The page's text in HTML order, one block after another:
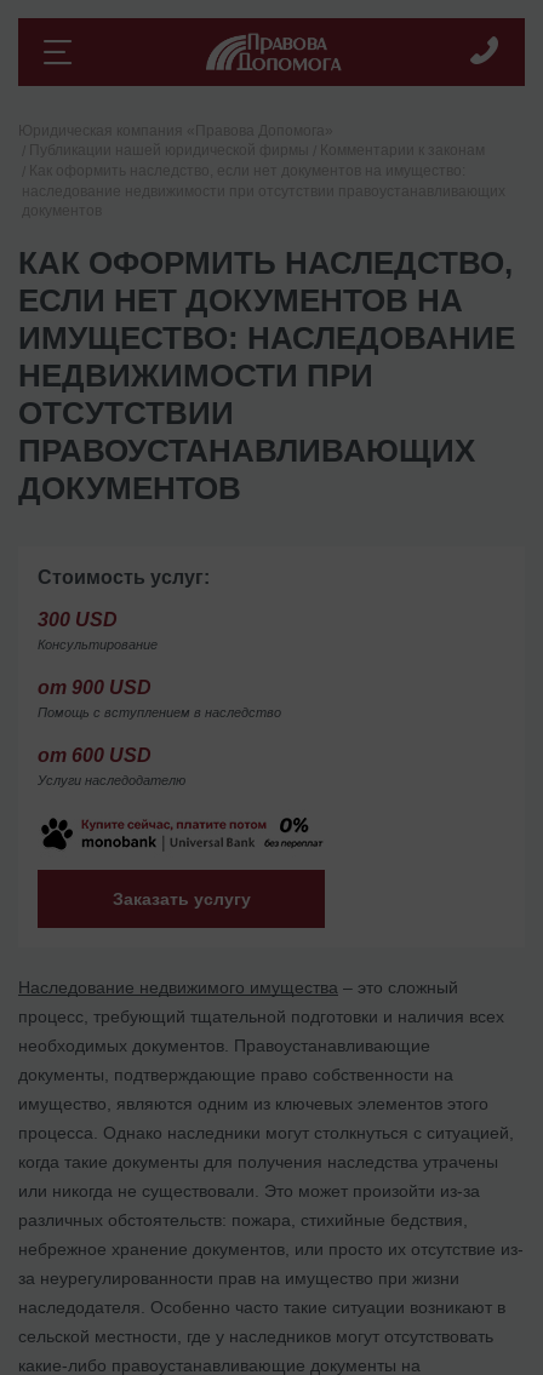
КАК ОФОРМИТЬ НАСЛЕДСТВО,
ЕСЛИ НЕТ ДОКУМЕНТОВ НА
ИМУЩЕСТВО: НАСЛЕДОВАНИЕ
НЕДВИЖИМОСТИ ПРИ
ОТСУТСТВИИ
ПРАВОУСТАНАВЛИВАЮЩИХ
ДОКУМЕНТОВ
Стоимость услуг:
300 USD
Консультирование
от 900 USD
Помощь с вступлением в наследство
от 600 USD
Услуги наследодателю
Заказать услугу
Наследование недвижимого имущества – это сложный
процесс, требующий тщательной подготовки и наличия всех
необходимых документов. Правоустанавливающие
документы, подтверждающие право собственности на
имущество, являются одним из ключевых элементов этого
процесса. Однако наследники могут столкнуться с ситуацией,
когда такие документы для получения наследства утрачены
или никогда не существовали. Это может произойти из-за
различных обстоятельств: пожара, стихийные бедствия,
небрежное хранение документов, или просто их отсутствие из-
за неурегулированности прав на имущество при жизни
наследодателя. Особенно часто такие ситуации возникают в
сельской местности, где у наследников могут отсутствовать
какие-либо правоустанавливающие документы на